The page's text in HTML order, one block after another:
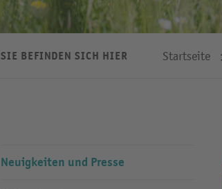
SIE BEFINDEN SICH HIER Startseite
Neuigkeiten und Presse